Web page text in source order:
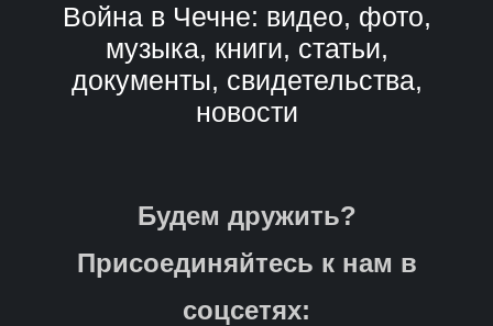
Война в Чечне: видео, фото,
музыка, книги, статьи,
документы, свидетельства,
новости
Будем дружить?
Присоединяйтесь к нам в
соцсетях: